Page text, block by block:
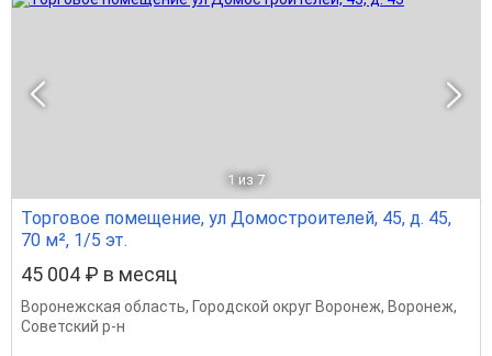
1 из 7
Торговое помещение, ул Домостроителей, 45, д. 45,
70 м², 1/5 эт.
45 004 ₽ в месяц
Воронежская область, Городской округ Воронеж, Воронеж,
Советский р-н